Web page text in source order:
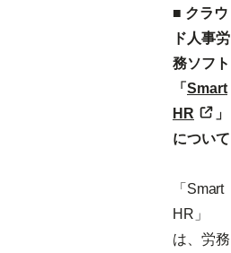
■ クラウ
ド人事労
務ソフト
「 Smart
HR
」
について
「Smart
HR」
は、労務